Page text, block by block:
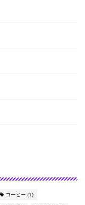
コーヒー (1)